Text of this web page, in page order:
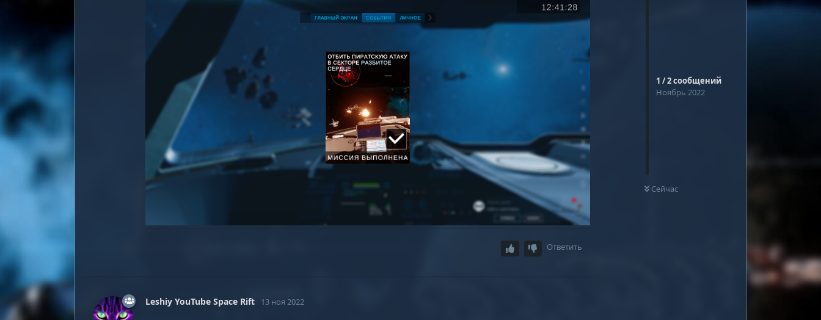
1 /2сообщений
Ноябрь 2022
Сейчас
Ответить
Leshiy YouTube Space Rift 13 ноя 2022